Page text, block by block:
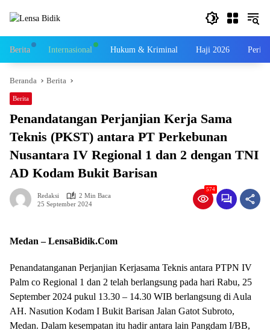
Berita Internasional Hukum & Kriminal Haji 2026
Beranda Berita
Berita
Penandatangan Perjanjian Kerja Sama
Teknis (PKST) antara PT Perkebunan
Nusantara IV Regional 1 dan 2 dengan TNI
AD Kodam Bukit Barisan
Redaksi
2 Min Baca
25 September 2024
574
Medan – LensaBidik.Com
Penandatanganan Perjanjian Kerjasama Teknis antara PTPN IV
Palm co Regional 1 dan 2 telah berlangsung pada hari Rabu, 25
September 2024 pukul 13.30 – 14.30 WIB berlangsung di Aula
AH. Nasution Kodam I Bukit Barisan Jalan Gatot Subroto,
Medan. Dalam kesempatan itu hadir antara lain Pangdam I/BB,